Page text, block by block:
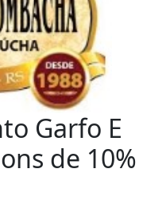
Garfo E
de 10%